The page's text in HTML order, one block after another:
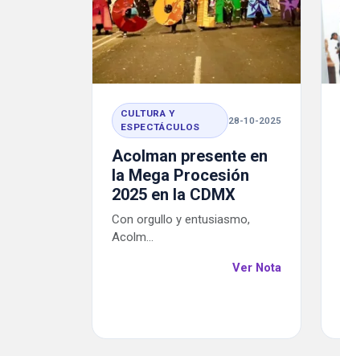
CULTURA Y
ESPECTÁCULOS
28-10-2025
Acolman presente en
la Mega Procesión
2025 en la CDMX
Con orgullo y entusiasmo,
Acolm...
Ver Nota